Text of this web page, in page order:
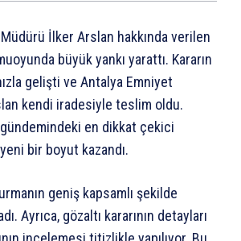
İlker Arslan hakkında verilen
büyük yankı yarattı. Kararın
gelişti ve Antalya Emniyet
kendi iradesiyle teslim oldu.
en dikkat çekici
bir boyut kazandı.
geniş kapsamlı şekilde
Ayrıca, gözaltı kararının detayları